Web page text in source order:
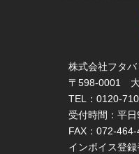
株式会社フタバ
〒598-0001 大
TEL： 0120-
受付時間：平
FAX：072-
インボイス登